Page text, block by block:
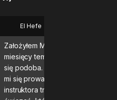
El Hefe
Założyłem MadMuscles kilka
miesięcy temu i program bardzo mi
się podoba. Szczególnie podobają
mi się prowadzone przez
instruktora treningi i codzienny plan